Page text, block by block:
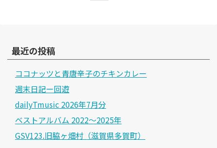
最近の投稿
ココナッツと青唐辛子のチキンカレー
週末日記ー回遊
dailyTmusic 2026年7月分
ベストアルバム 2022～2025年
GSV123.旧脇ヶ畑村（滋賀県多賀町）